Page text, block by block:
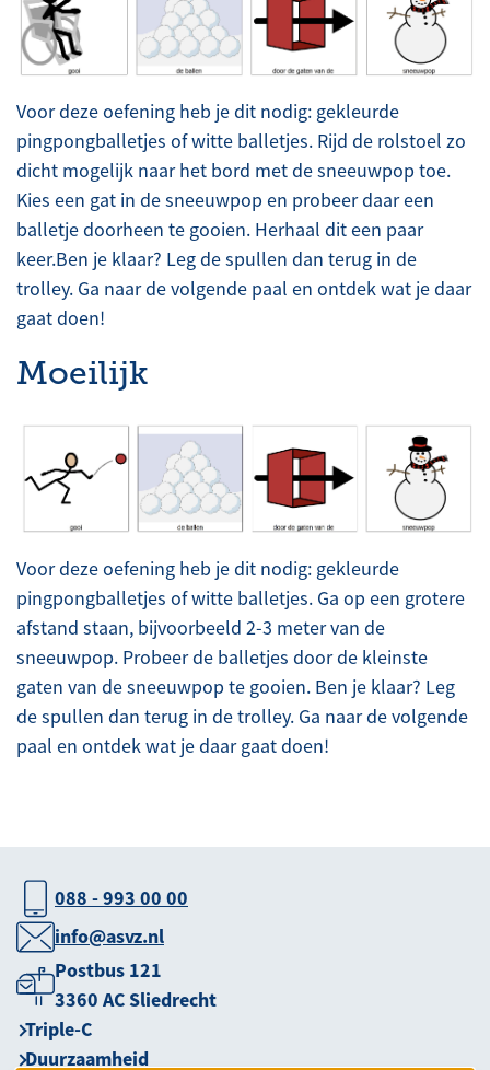
Voor deze oefening heb je dit nodig: gekleurde
pingpongballetjes of witte balletjes. Rijd de rolstoel zo
dicht mogelijk naar het bord met de sneeuwpop toe.
Kies een gat in de sneeuwpop en probeer daar een
balletje doorheen te gooien. Herhaal dit een paar
keer.Ben je klaar? Leg de spullen dan terug in de
trolley. Ga naar de volgende paal en ontdek wat je daar
gaat doen!
Moeilijk
Voor deze oefening heb je dit nodig: gekleurde
pingpongballetjes of witte balletjes. Ga op een grotere
afstand staan, bijvoorbeeld 2-3 meter van de
sneeuwpop. Probeer de balletjes door de kleinste
gaten van de sneeuwpop te gooien. Ben je klaar? Leg
de spullen dan terug in de trolley. Ga naar de volgende
paal en ontdek wat je daar gaat doen!
088 - 993 00 00
info@asvz.nl
Postbus 121
3360 AC Sliedrecht
Triple-C
Duurzaamheid